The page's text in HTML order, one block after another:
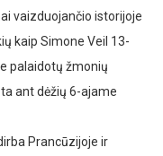
vaizduojančio istorijoje
kaip Simone Veil 13-
palaidotų žmonių
ant dėžių 6-ajame
Prancūzijoje ir